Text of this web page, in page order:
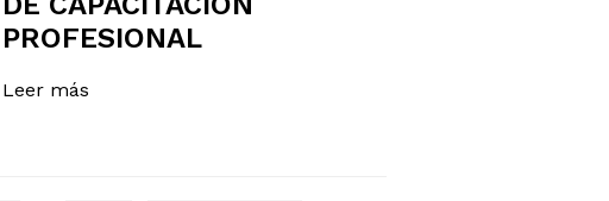
PROFESIONAL
Leer más